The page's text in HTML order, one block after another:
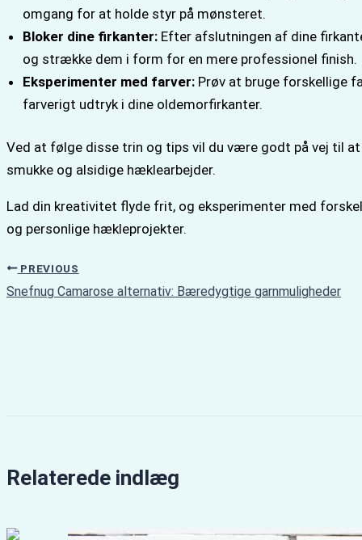
omgang for at holde styr på mønsteret.
Bloker dine firkanter: Efter afslutningen af dine
og strække dem i form for en mere professionel finish.
Eksperimenter med farver: Prøv at bruge forskellige
farverigt udtryk i dine oldemorfirkanter.
Ved at følge disse trin og tips vil du være godt på vej til
smukke og alsidige hæklearbejder.
Lad din kreativitet flyde frit, og eksperimenter med
og personlige hækleprojekter.
PREVIOUS
Snefnug Camarose alternativ: Bæredygtige garnmuligheder
Relaterede indlæg